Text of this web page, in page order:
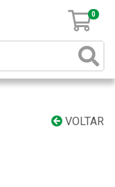
0
VOLTAR